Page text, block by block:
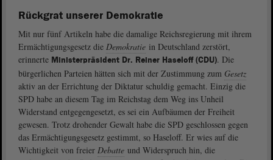
Rückgrat unserer Demokratie
Mit nur fünf Artikeln habe die damalige Reichsregierung mit ihrem
Ermächtigungsgesetz die Demokratie in Deutschland zerstört,
erinnerte Ministerpräsident Dr. Reiner Haseloff (CDU). Die
bürgerlichen Parteien hätten sich mit der Zustimmung zum Gesetz
aktiv an der Errichtung der Diktatur schuldig gemacht. Einzig die
SPD habe an diesem Tag im Reichstag dem Weg ins Unheil
Widerstand entgegengesetzt, es sei ein Aufbäumen der Freiheit
gewesen. Trotz drohender Gewalt habe die SPD geschlossen gegen
das Ermächtigungsgesetz gestimmt, so Haseloff. Er wies auf die
Wichtigkeit von freier Debatte und Widerspruch hin, die